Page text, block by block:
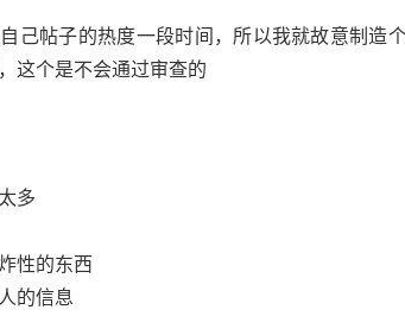
己帖子的热度一段时间，所以我就故意制造
这个是不会通过审查的
多
性的东西
的信息